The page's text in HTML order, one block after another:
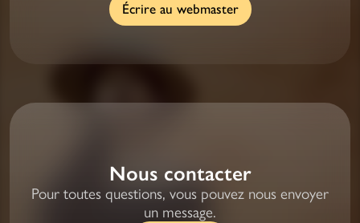
Écrire au webmaster
Nous contacter
Pour toutes questions, vous pouvez nous envoyer
un message.